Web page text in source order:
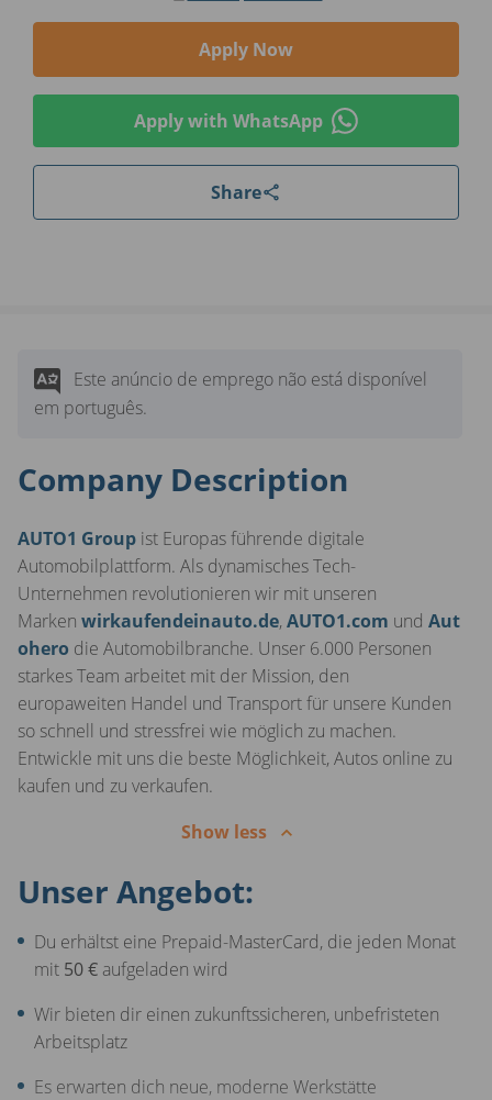
Apply Now
Apply with WhatsApp
Share
Este anúncio de emprego não está disponível
em português.
Company Description
AUTO1 Group ist Europas führende digitale
Automobilplattform. Als dynamisches Tech-
Unternehmen revolutionieren wir mit unseren
Marken wirkaufendeinauto.de,AUTO1.com und Aut
ohero die Automobilbranche. Unser 6.000 Personen
starkes Team arbeitet mit der Mission, den
europaweiten Handel und Transport für unsere Kunden
so schnell und stressfrei wie möglich zu machen.
Entwickle mit uns die beste Möglichkeit, Autos online zu
kaufen und zu verkaufen.
Show less
Unser Angebot:
Du erhältst eine Prepaid-MasterCard, die jeden Monat
mit 50 € aufgeladen wird
Wir bieten dir einen zukunftssicheren, unbefristeten
Arbeitsplatz
Es erwarten dich neue, moderne Werkstätte